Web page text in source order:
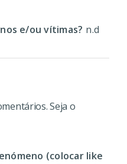
e/ou vítimas? n.d
Seja o
(colocar like